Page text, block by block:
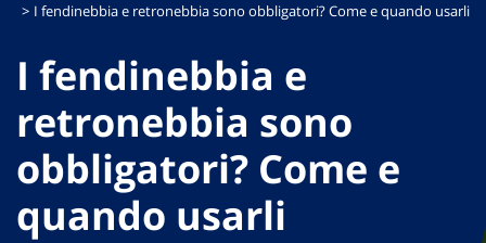
I fendinebbia e retronebbia sono obbligatori? Come e quando usarli
I fendinebbia e
retronebbia sono
obbligatori? Come e
quando usarli